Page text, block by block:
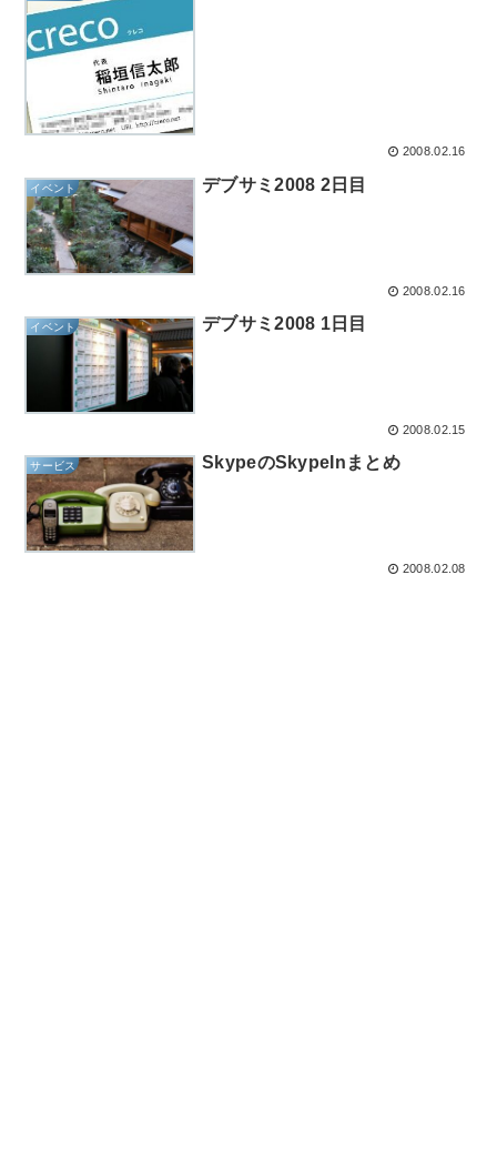
2008.02.16
イベント デブサミ2008 2日目
2008.02.16
イベント デブサミ2008 1日目
2008.02.15
サービス SkypeのSkypeInまとめ
2008.02.08